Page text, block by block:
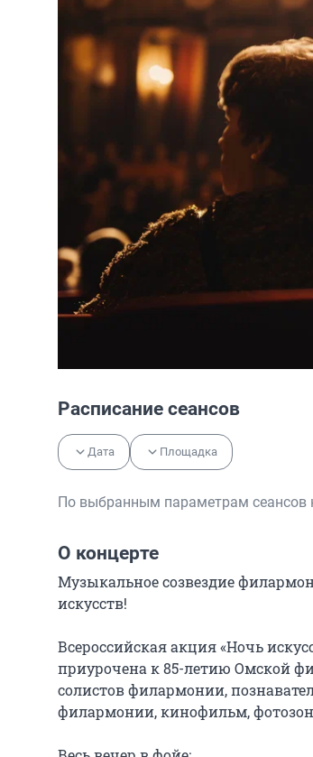
Расписание сеансов
Дата Площадка
По выбранным параметрам сеансов
О концерте
Музыкальное созвездие
искусств!
Всероссийская акция «Ночь
приурочена к 85-летию Омской
солистов филармонии,
филармонии, кинофильм,